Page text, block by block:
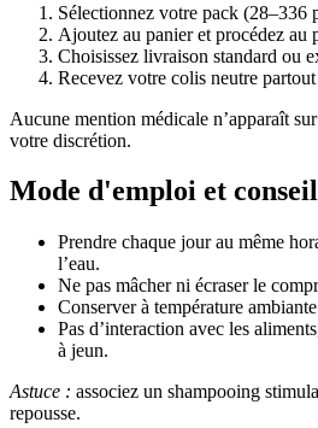
Sélectionnez votre pack (28–336
Ajoutez au panier et procédez au
Choisissez livraison standard ou
Recevez votre colis neutre
Aucune mention médicale n’apparaît
votre discrétion.
Mode d'emploi et
Prendre chaque jour au même
l’eau.
Ne pas mâcher ni écraser le
Conserver à température
Pas d’interaction avec les
à jeun.
Astuce : associez un shampooing
repousse.